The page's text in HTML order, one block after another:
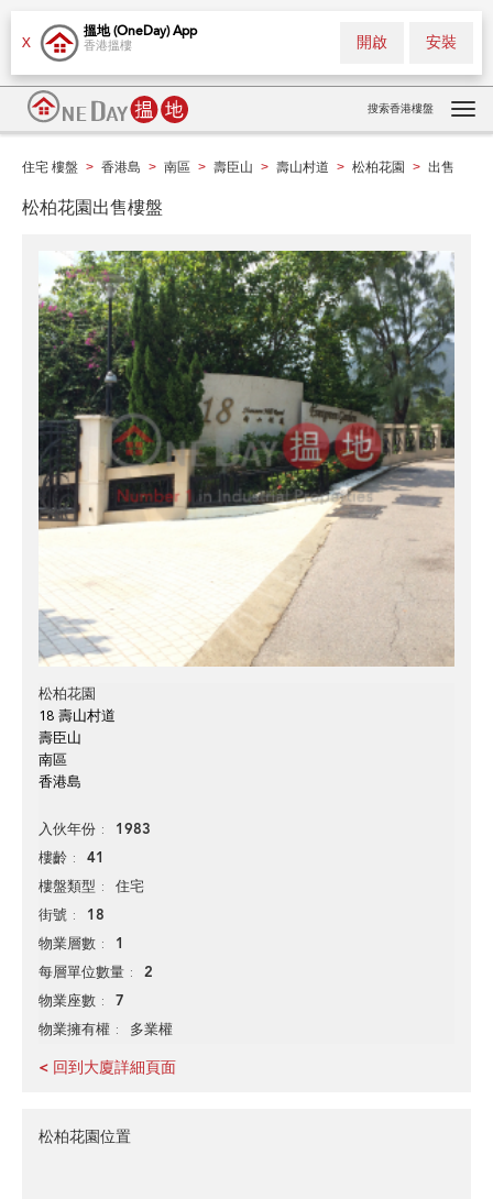
X
搵地 (OneDay) App
香港搵樓 安裝
開啟
搜索香港樓盤
住宅 樓盤 > 香港島 > 南區 > 壽臣山 > 壽山村道 > 松柏花園 > 出售
松柏花園出售樓盤
松柏花園
18 壽山村道
壽臣山
南區
香港島
入伙年份 1983
樓齡 41
樓盤類型 住宅
街號 18
物業層數 1
每層單位數量 2
物業座數 7
物業擁有權 多業權
< 回到大廈詳細頁面
松柏花園位置